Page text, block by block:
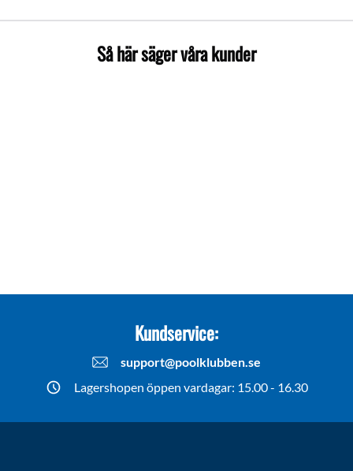
Så här säger våra kunder
Kundservice:
support@poolklubben.se
Lagershopen öppen vardagar: 15.00 - 16.30